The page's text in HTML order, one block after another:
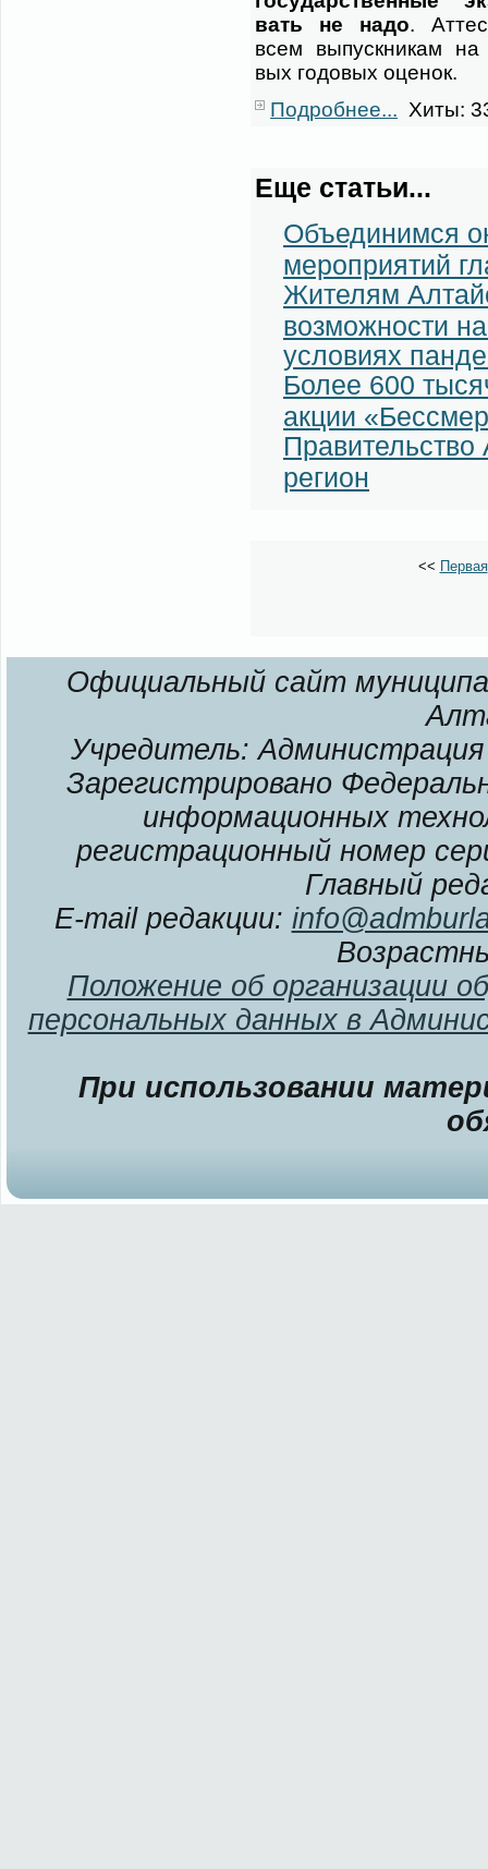
вать не на­до.
всем вы­пуск­ни­кам
вых го­до­вых оце­нок.
Подробнее... Хиты:
Еще статьи...
Объединимся
мероприятий
Жителям
возможности
условиях
Более 600
акции
Правительство
регион
<< Первая
Официальный сайт
Учредитель: Администрация
Зарегистрировано
информационных
регистрационный номер
Главный
E-mail редакции:
Положение об организации
персональных данных в
При использовании